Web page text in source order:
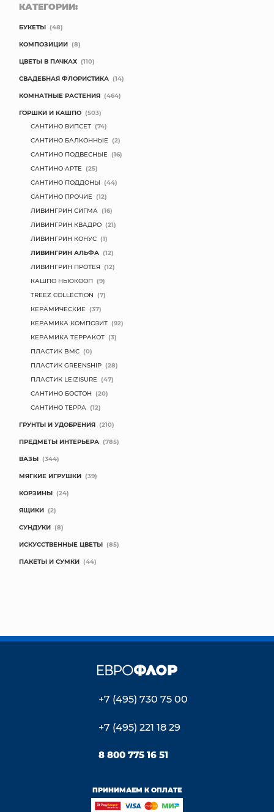
КАТЕГОРИИ:
БУКЕТЫ (48)
КОМПОЗИЦИИ (8)
ЦВЕТЫ В ПАЧКАХ (110)
СВАДЕБНАЯ ФЛОРИСТИКА (14)
КОМНАТНЫЕ РАСТЕНИЯ (464)
ГОРШКИ И КАШПО (503)
САНТИНО ВИПСЕТ (74)
САНТИНО БАЛКОННЫЕ (2)
САНТИНО ПОДВЕСНЫЕ (16)
САНТИНО АРТЕ (25)
САНТИНО ПОДДОНЫ (44)
САНТИНО ПРОЧИЕ (12)
ЛИВИНГРИН СИГМА (16)
ЛИВИНГРИН КВАДРО (21)
ЛИВИНГРИН КОНУС (1)
ЛИВИНГРИН АЛЬФА (12)
ЛИВИНГРИН ПРОТЕЯ (12)
КАШПО НЬЮКООП (9)
TREEZ COLLECTION (7)
КЕРАМИЧЕСКИЕ (37)
КЕРАМИКА КОМПОЗИТ (92)
КЕРАМИКА ТЕРРАКОТ (3)
ПЛАСТИК BMC (0)
ПЛАСТИК GREENSHIP (28)
ПЛАСТИК LEIZISURE (47)
САНТИНО БОСТОН (20)
САНТИНО ТЕРРА (12)
ГРУНТЫ И УДОБРЕНИЯ (210)
ПРЕДМЕТЫ ИНТЕРЬЕРА (785)
ВАЗЫ (344)
МЯГКИЕ ИГРУШКИ (39)
КОРЗИНЫ (24)
ЯЩИКИ (2)
СУНДУКИ (8)
ИСКУССТВЕННЫЕ ЦВЕТЫ (85)
ПАКЕТЫ И СУМКИ (44)
+7 (495) 730 75 00
+7 (495) 221 18 29
8 800 775 16 51
ПРИНИМАЕМ К ОПЛАТЕ